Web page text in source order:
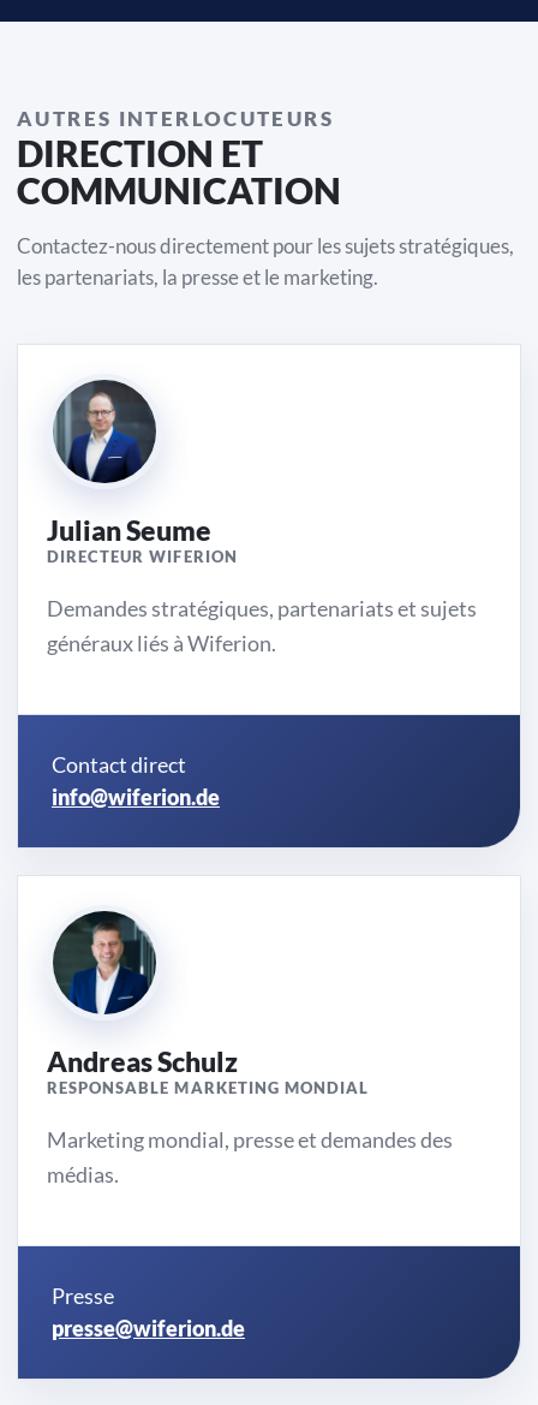
AUTRES INTERLOCUTEURS
DIRECTION ET
COMMUNICATION
Contactez-nous directement pour les sujets stratégiques,
les partenariats, la presse et le marketing.
Julian Seume
DIRECTEUR WIFERION
Demandes stratégiques, partenariats et sujets
généraux liés à Wiferion.
Contact direct
info@wiferion.de
Andreas Schulz
RESPONSABLE MARKETING MONDIAL
Marketing mondial, presse et demandes des
médias.
Presse
presse@wiferion.de